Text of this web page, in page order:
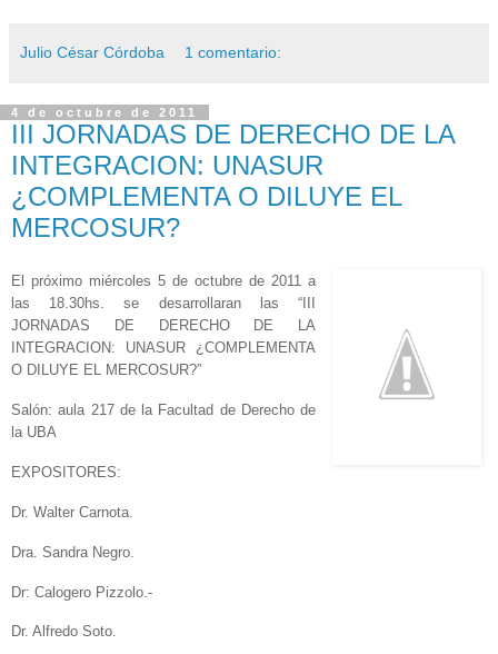
Julio César Córdoba 1 comentario:
4 de octubre de 2011
III JORNADAS DE DERECHO DE LA
INTEGRACION: UNASUR
¿COMPLEMENTA O DILUYE EL
MERCOSUR?
El próximo miércoles 5 de octubre de 2011 a
las 18.30hs. se desarrollaran las “III
JORNADAS DE DERECHO DE LA
INTEGRACION: UNASUR ¿COMPLEMENTA
O DILUYE EL MERCOSUR?”
Salón: aula 217 de la Facultad de Derecho de
la UBA
EXPOSITORES:
Dr. Walter Carnota.
Dra. Sandra Negro.
Dr: Calogero Pizzolo.-
Dr. Alfredo Soto.